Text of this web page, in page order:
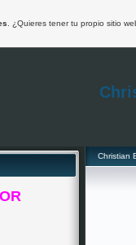
Christian
. ¿Quieres tener tu propio sitio